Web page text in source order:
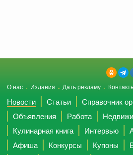
О нас Издания Дать рекламу
Новости Статьи
Справочник
Объявления
Работа
Кулинарная книга
Интервью
Афиша
Конкурсы Купоны